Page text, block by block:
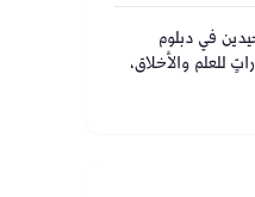
في دبلوم
للعلم والأخلاق،